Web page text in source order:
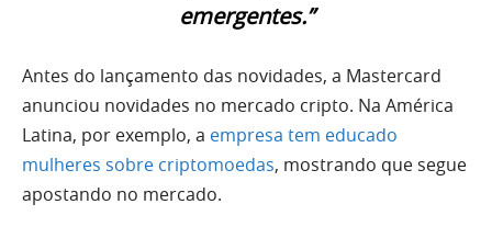
emergentes.”
Antes do lançamento das novidades, a Mastercard
anunciou novidades no mercado cripto. Na América
Latina, por exemplo, a empresa tem educado
mulheres sobre criptomoedas, mostrando que segue
apostando no mercado.